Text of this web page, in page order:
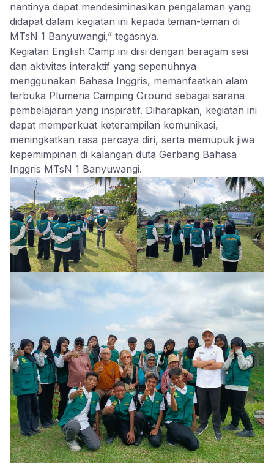
nantinya dapat mendesiminasikan pengalaman yang
didapat dalam kegiatan ini kepada teman-teman di
MTsN 1 Banyuwangi,” tegasnya.
Kegiatan English Camp ini diisi dengan beragam sesi
dan aktivitas interaktif yang sepenuhnya
menggunakan Bahasa Inggris, memanfaatkan alam
terbuka Plumeria Camping Ground sebagai sarana
pembelajaran yang inspiratif. Diharapkan, kegiatan ini
dapat memperkuat keterampilan komunikasi,
meningkatkan rasa percaya diri, serta memupuk jiwa
kepemimpinan di kalangan duta Gerbang Bahasa
Inggris MTsN 1 Banyuwangi.